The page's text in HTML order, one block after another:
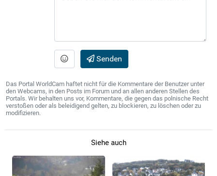
Senden
Das Portal WorldCam haftet nicht für die Kommentare der Benutzer unter
den Webcams, in den Posts im Forum und an allen anderen Stellen des
Portals. Wir behalten uns vor, Kommentare, die gegen das polnische Recht
verstoßen oder als beleidigend gelten, zu blockieren, zu löschen oder zu
modifizieren.
Siehe auch